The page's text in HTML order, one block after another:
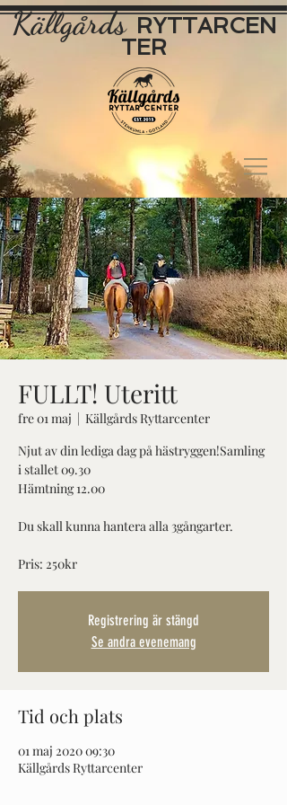
Källgårds RYTTARCEN
TER
FULLT! Uteritt
fre 01 maj
  |
Källgårds Ryttarcenter
Njut av din lediga dag på hästryggen!Samling
i stallet 09.30
Hämtning 12.00
Du skall kunna hantera alla 3gångarter.
Pris: 250kr
Registrering är stängd
Se andra evenemang
Tid och plats
01 maj 2020 09:30
Källgårds Ryttarcenter